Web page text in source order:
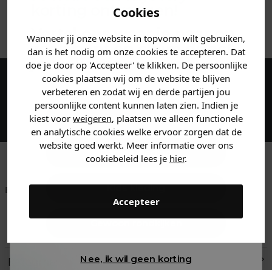
Cookies
Wanneer jij onze website in topvorm wilt gebruiken,
dan is het nodig om onze cookies te accepteren. Dat
doe je door op 'Accepteer' te klikken. De persoonlijke
cookies plaatsen wij om de website te blijven
verbeteren en zodat wij en derde partijen jou
persoonlijke content kunnen laten zien. Indien je
kiest voor weigeren, plaatsen we alleen functionele
en analytische cookies welke ervoor zorgen dat de
website goed werkt. Meer informatie over ons
cookiebeleid lees je hier.
Accepteer
ANDERE BESTELDEN OOK
Maak een account aan en ontvang 5%
korting op je eerste bestelling!
Betaal achteraf met
is morgen in huis!*
Retourneren
korting ontvangen!
Vertel ons waar je naar op
zoek bent en claim direct
jouwkorting.
Heren kleding
Dames kleding
Kids kleding
Nee, ik wil geen korting